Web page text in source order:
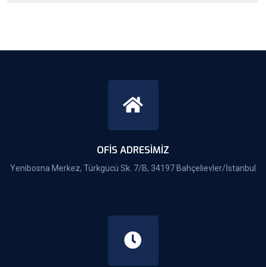
OFIS ADRESIMIZ
Yenibosna Merkez, Türkgücü Sk. 7/B, 34197 Bahçelievler/İstanbul